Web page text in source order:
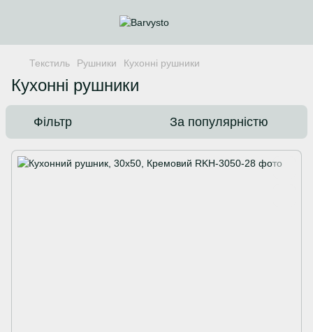
Текстиль Рушники Кухонні рушники
Кухонні рушники
Фільтр За популярністю